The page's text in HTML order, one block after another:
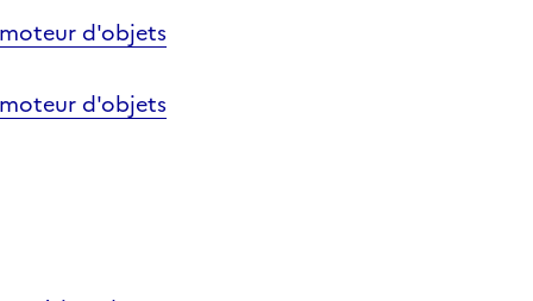
d'objets
d'objets